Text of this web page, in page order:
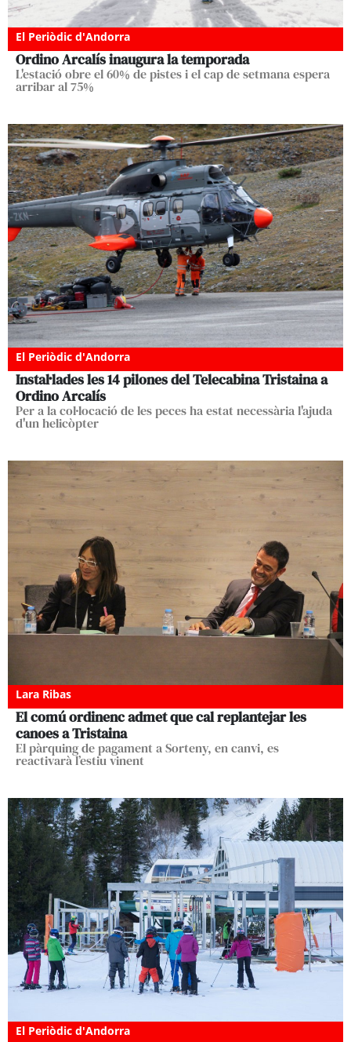
El Periòdic d'Andorra
Ordino Arcalís inaugura la temporada
L'estació obre el 60% de pistes i el cap de setmana espera
arribar al 75%
El Periòdic d'Andorra
Instal·lades les 14 pilones del Telecabina Tristaina a
Ordino Arcalís
Per a la col·locació de les peces ha estat necessària l'ajuda
d'un helicòpter
Lara Ribas
El comú ordinenc admet que cal replantejar les
canoes a Tristaina
El pàrquing de pagament a Sorteny, en canvi, es
reactivarà l’estiu vinent
El Periòdic d'Andorra